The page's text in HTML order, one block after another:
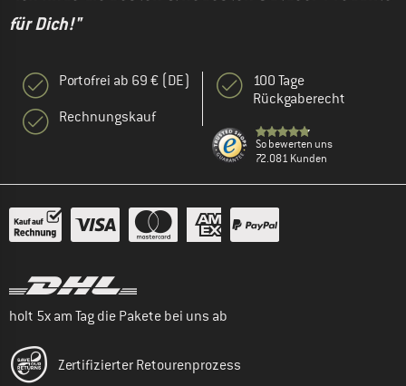
für Dich!"
Portofrei ab 69 € (DE)
Rechnungskauf
100 Tage
Rückgaberecht
So bewerten uns
72.081 Kunden
holt 5x am Tag die Pakete bei uns ab
Zertifizierter Retourenprozess